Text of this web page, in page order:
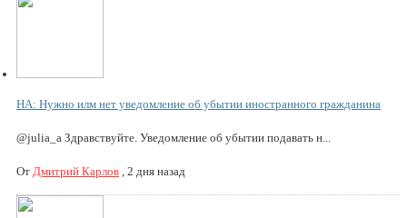
НА: Нужно илм нет уведомление об убытии иностранного гражданина
@julia_a Здравствуйте. Уведомление об убытии подавать н...
От Дмитрий Карлов , 2 дня назад